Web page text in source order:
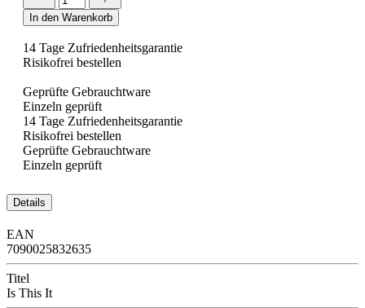
In den Warenkorb
14 Tage Zufriedenheitsgarantie
Risikofrei bestellen
Geprüfte Gebrauchtware
Einzeln geprüft
14 Tage Zufriedenheitsgarantie
Risikofrei bestellen
Geprüfte Gebrauchtware
Einzeln geprüft
Details
EAN
7090025832635
Titel
Is This It